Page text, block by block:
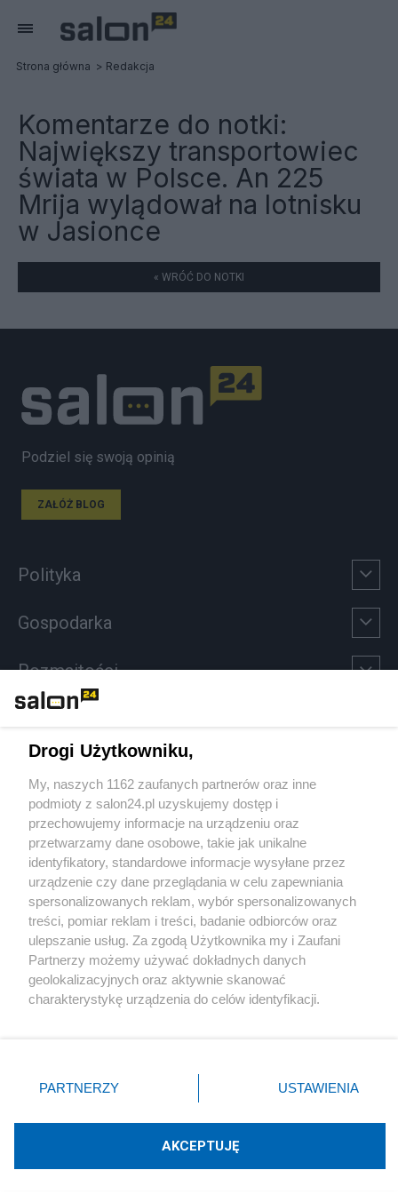
Strona główna Redakcja
Komentarze do notki:
Największy transportowiec
świata w Polsce. An 225
Mrija wylądował na lotnisku
w Jasionce
« WRÓĆ DO NOTKI
Podziel się swoją opinią
ZAŁÓŻ BLOG
Polityka
Gospodarka
Rozmaitości
Sport
Społeczeństwo
Kultura
X Facebook Instagram Youtube
Technologię dostarcza:W3media.pl
Drogi Użytkowniku,
My, naszych 1162 zaufanych partnerów oraz inne
podmioty z salon24.pl uzyskujemy dostęp i
przechowujemy informacje na urządzeniu oraz
przetwarzamy dane osobowe, takie jak unikalne
identyfikatory, standardowe informacje wysyłane przez
urządzenie czy dane przeglądania w celu zapewniania
spersonalizowanych reklam, wybór spersonalizowanych
treści, pomiar reklam i treści, badanie odbiorców oraz
ulepszanie usług. Za zgodą Użytkownika my i Zaufani
Partnerzy możemy używać dokładnych danych
geolokalizacyjnych oraz aktywnie skanować
charakterystykę urządzenia do celów identyfikacji.
zmienić/wycofać klikając przycisk ustawień prywatności
znajdujący się w lewym dolnym rogu strony
rodzaje przetwarzania danych nie wymagają zgody
użytkownika, ale masz prawo sprzeciwić się takiemu
PARTNERZY USTAWIENIA
AKCEPTUJĘ